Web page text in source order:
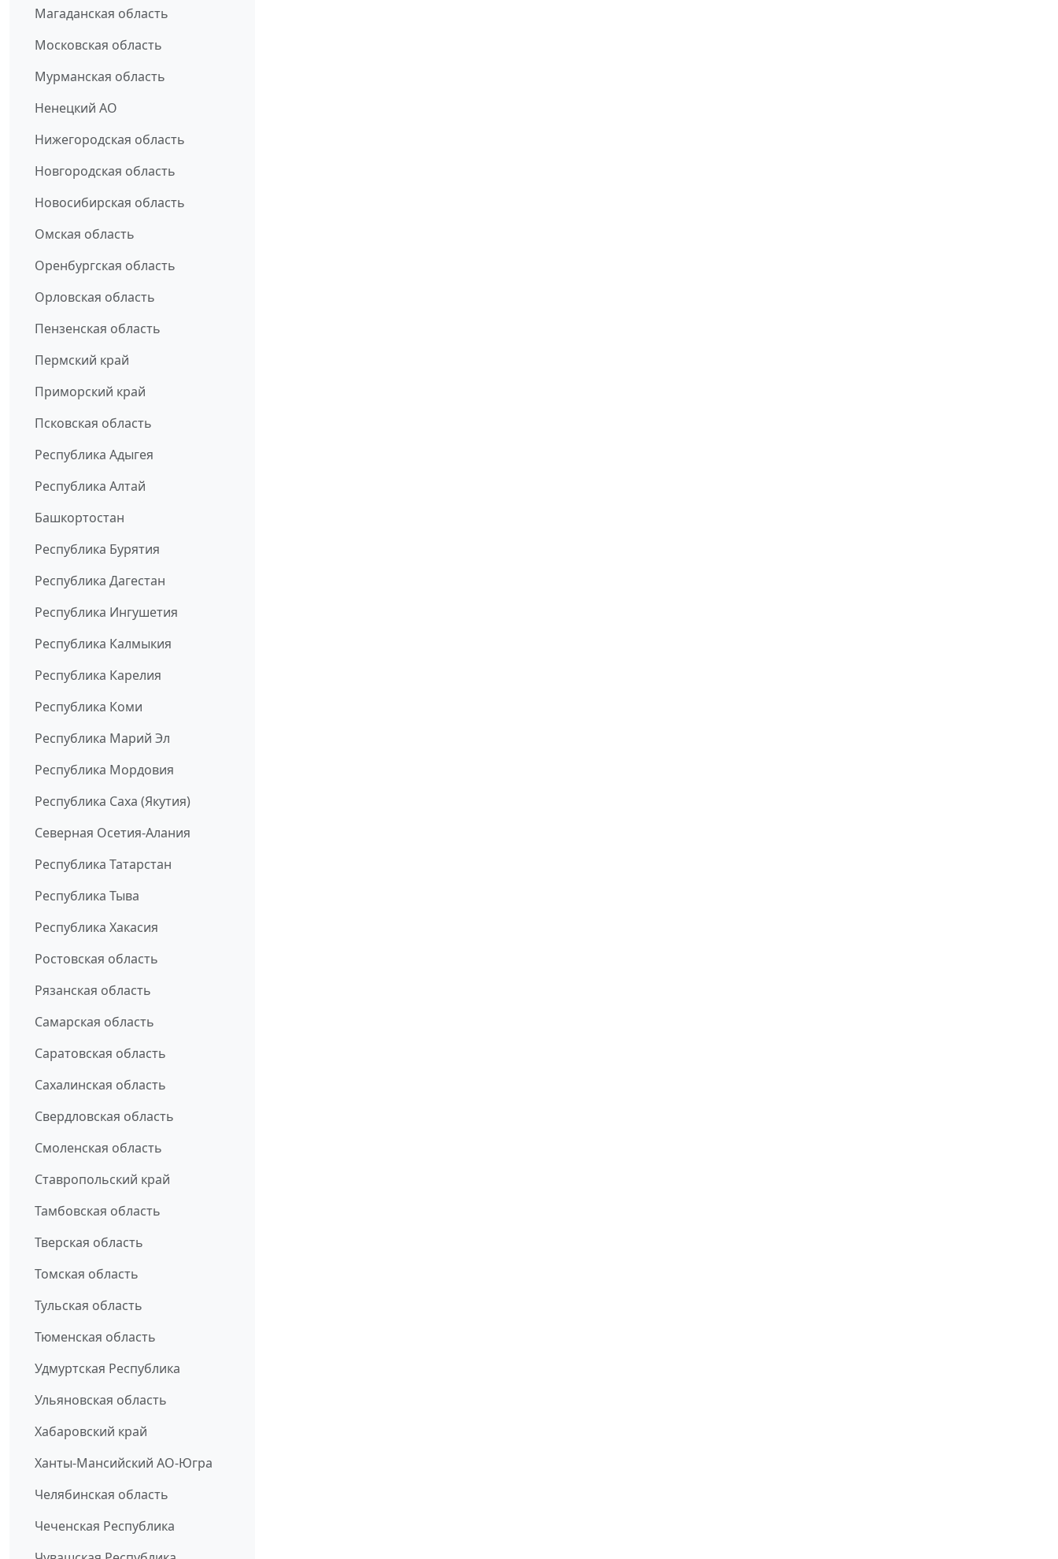
Магаданская область
Московская область
Мурманская область
Ненецкий АО
Нижегородская область
Новгородская область
Новосибирская область
Омская область
Оренбургская область
Орловская область
Пензенская область
Пермский край
Приморский край
Псковская область
Республика Адыгея
Республика Алтай
Башкортостан
Республика Бурятия
Республика Дагестан
Республика Ингушетия
Республика Калмыкия
Республика Карелия
Республика Коми
Республика Марий Эл
Республика Мордовия
Республика Саха (Якутия)
Северная Осетия-Алания
Республика Татарстан
Республика Тыва
Республика Хакасия
Ростовская область
Рязанская область
Самарская область
Саратовская область
Сахалинская область
Свердловская область
Смоленская область
Ставропольский край
Тамбовская область
Тверская область
Томская область
Тульская область
Тюменская область
Удмуртская Республика
Ульяновская область
Хабаровский край
Ханты-Мансийский АО-Югра
Челябинская область
Чеченская Республика